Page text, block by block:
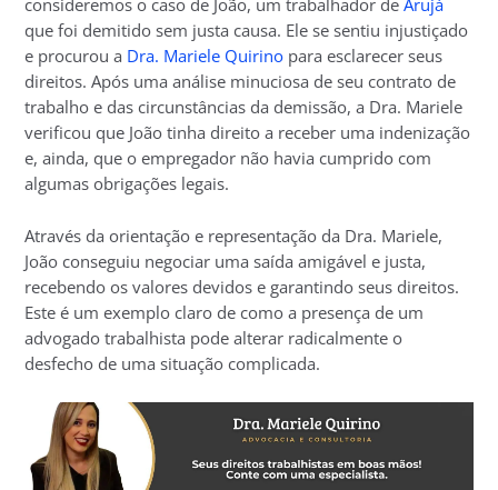
consideremos o caso de João, um trabalhador deArujá
que foi demitido sem justa causa. Ele se sentiu injustiçado
e procurou a Dra. Mariele Quirino para esclarecer seus
direitos. Após uma análise minuciosa de seu contrato de
trabalho e das circunstâncias da demissão, a Dra. Mariele
verificou que João tinha direito a receber uma indenização
e, ainda, que o empregador não havia cumprido com
algumas obrigações legais.
Através da orientação e representação da Dra. Mariele,
João conseguiu negociar uma saída amigável e justa,
recebendo os valores devidos e garantindo seus direitos.
Este é um exemplo claro de como a presença de um
advogado trabalhista pode alterar radicalmente o
desfecho de uma situação complicada.